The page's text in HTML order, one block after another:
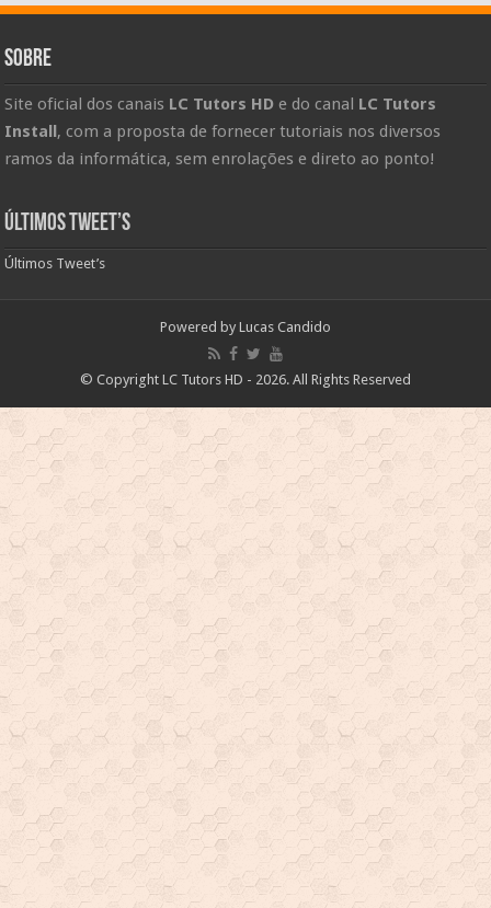
Sobre
Site oficial dos canais LC Tutors HD e do canal LC Tutors
Install, com a proposta de fornecer tutoriais nos diversos
ramos da informática, sem enrolações e direto ao ponto!
Últimos Tweet’s
Últimos Tweet’s
Powered by Lucas Candido
© Copyright LC Tutors HD - 2026. All Rights Reserved